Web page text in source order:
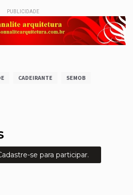
PUBLICIDADE
CADEIRANTE SEMOB
se para participar.